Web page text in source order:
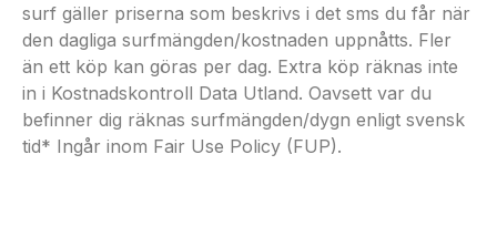
surf gäller priserna som beskrivs i det sms du får när
den dagliga surfmängden/kostnaden uppnåtts. Fler
än ett köp kan göras per dag. Extra köp räknas inte
in i Kostnadskontroll Data Utland. Oavsett var du
befinner dig räknas surfmängden/dygn enligt svensk
tid* Ingår inom Fair Use Policy (FUP).